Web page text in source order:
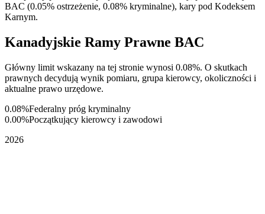
BAC (0.05% ostrzeżenie, 0.08% kryminalne), kary pod Kodeksem
Karnym.
Kanadyjskie Ramy Prawne BAC
Główny limit wskazany na tej stronie wynosi 0.08%. O skutkach
prawnych decydują wynik pomiaru, grupa kierowcy, okoliczności i
aktualne prawo urzędowe.
0.08%Federalny próg kryminalny
0.00%Początkujący kierowcy i zawodowi
2026